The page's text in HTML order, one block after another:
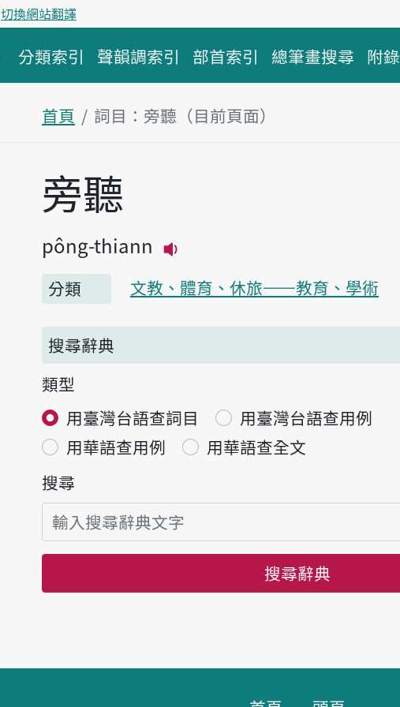
切換網站翻譯
分類索引 聲韻調索引 部首索引 總筆畫搜尋 附錄
首頁 詞目：旁聽（目前頁面）
主內容區塊
旁聽
pông-thiann
分類
文教、體育、休旅——教育、學術
搜尋辭典
類型
用臺灣台語查詞目
用臺灣台語查用例
用華語查用例
用華語查全文
搜尋
搜尋辭典